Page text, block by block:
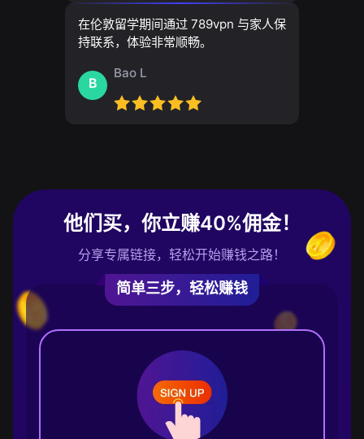
在伦敦留学期间通过 789vpn 与家人保
持联系，体验非常顺畅。
B
Bao L
他们买，你立赚40%佣金！
分享专属链接，轻松开始赚钱之路！
简单三步，轻松赚钱